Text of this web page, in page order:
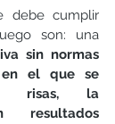
debe cumplir
sin normas
el que se
risas, la
resultados